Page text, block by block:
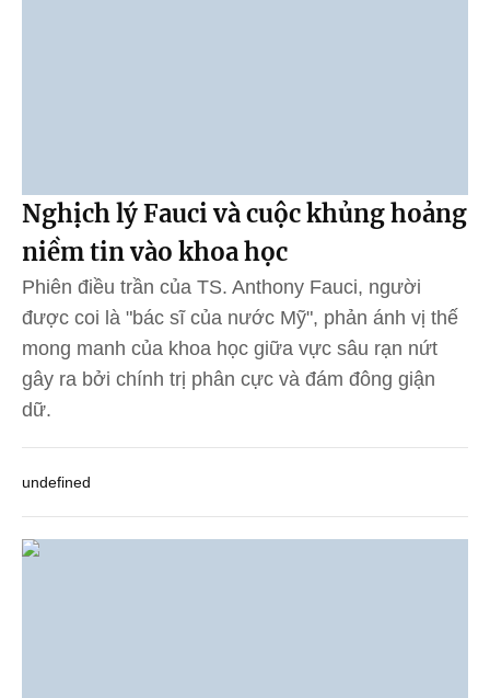
Nghịch lý Fauci và cuộc khủng hoảng
niềm tin vào khoa học
Phiên điều trần của TS. Anthony Fauci, người
được coi là "bác sĩ của nước Mỹ", phản ánh vị thế
mong manh của khoa học giữa vực sâu rạn nứt
gây ra bởi chính trị phân cực và đám đông giận
dữ.
undefined